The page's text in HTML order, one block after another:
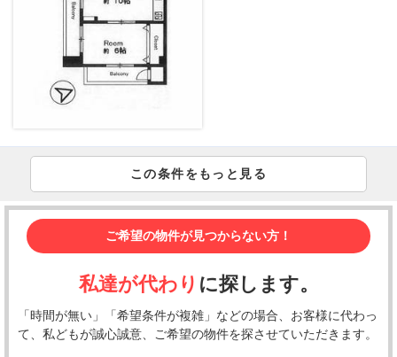
この条件をもっと見る
ご希望の物件が見つからない方！
私達が代わり に探します。
「時間が無い」「希望条件が複雑」などの場合、お客様に代わっ
て、私どもが誠心誠意、ご希望の物件を探させていただきます。